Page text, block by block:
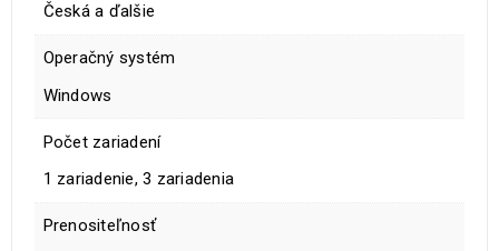
Česká a ďalšie
Operačný systém
Windows
Počet zariadení
1 zariadenie, 3 zariadenia
Prenositeľnosť